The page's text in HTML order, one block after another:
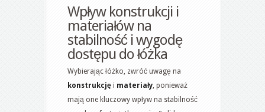
Wpływ konstrukcji i
materiałów na
stabilność i wygodę
dostępu do łóżka
Wybierając łóżko, zwróć uwagę na
konstrukcję i materiały, ponieważ
mają one kluczowy wpływ na stabilność